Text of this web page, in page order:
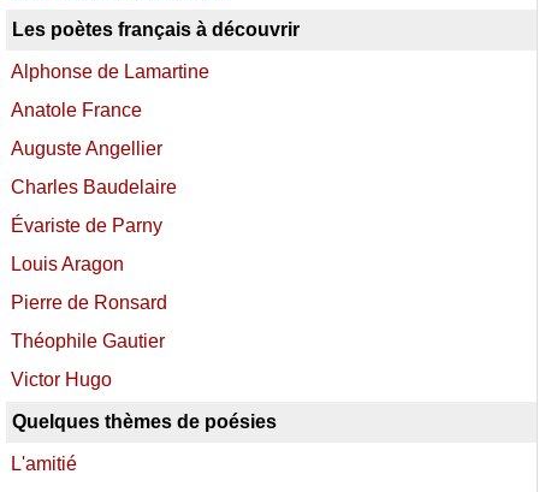
Les poètes français à découvrir
Alphonse de Lamartine
Anatole France
Auguste Angellier
Charles Baudelaire
Évariste de Parny
Louis Aragon
Pierre de Ronsard
Théophile Gautier
Victor Hugo
Quelques thèmes de poésies
L'amitié